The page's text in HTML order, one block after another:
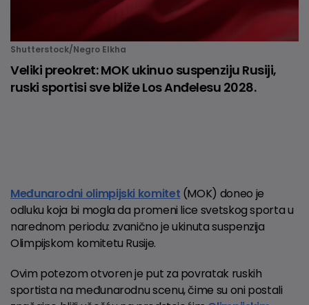
Shutterstock/Negro Elkha
Veliki preokret: MOK ukinuo suspenziju Rusiji,
ruski sportisi sve bliže Los Anđelesu 2028.
Međunarodni olimpijski komitet (MOK) doneo je
odluku koja bi mogla da promeni lice svetskog sporta u
narednom periodu: zvanično je ukinuta suspenzija
Olimpijskom komitetu Rusije.
Ovim potezom otvoren je put za povratak ruskih
sportista na međunarodnu scenu, čime su oni postali